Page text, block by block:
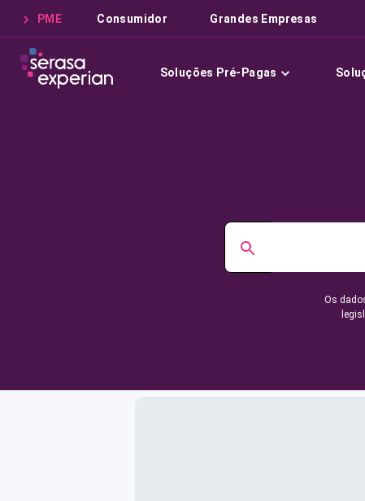
PME Consumidor Grandes Empresas
Soluções Pré-Pagas
Os